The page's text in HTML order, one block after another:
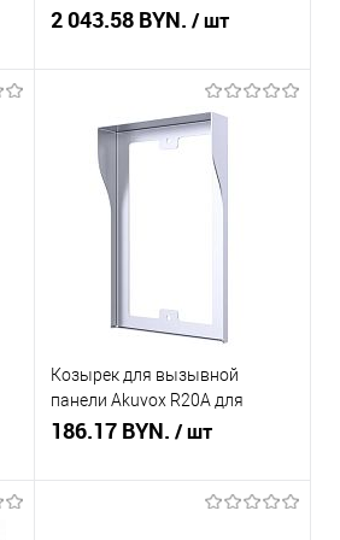
S532 (серебро)
2 043.58 BYN. / шт
В корзину
Купить в 1 клик
Сравнение
Козырек для вызывной
панели Akuvox R20A для
врезного монтажа
186.17 BYN. / шт